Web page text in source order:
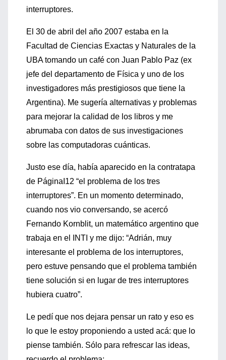
interruptores.
El 30 de abril del año 2007 estaba en la
Facultad de Ciencias Exactas y Naturales de la
UBA tomando un café con Juan Pablo Paz (ex
jefe del departamento de Física y uno de los
investigadores más prestigiosos que tiene la
Argentina). Me sugería alternativas y problemas
para mejorar la calidad de los libros y me
abrumaba con datos de sus investigaciones
sobre las computadoras cuánticas.
Justo ese día, había aparecido en la contratapa
de PáginaI12 “el problema de los tres
interruptores”. En un momento determinado,
cuando nos vio conversando, se acercó
Fernando Kornblit, un matemático argentino que
trabaja en el INTI y me dijo: “Adrián, muy
interesante el problema de los interruptores,
pero estuve pensando que el problema también
tiene solución si en lugar de tres interruptores
hubiera cuatro”.
Le pedí que nos dejara pensar un rato y eso es
lo que le estoy proponiendo a usted acá: que lo
piense también. Sólo para refrescar las ideas,